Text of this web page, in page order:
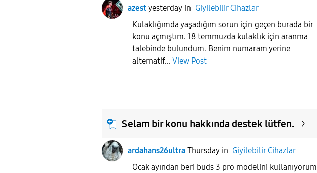
azest yesterday in Giyilebilir Cihazlar
Kulaklığımda yaşadığım sorun için geçen burada bir
konu açmıştım. 18 temmuzda kulaklık için aranma
talebinde bulundum. Benim numaram yerine
alternatif... View Post
Selam bir konu hakkında destek lütfen.
ardahans26ultra Thursday in Giyilebilir Cihazlar
Ocak ayından beri buds 3 pro modelini kullanıyorum